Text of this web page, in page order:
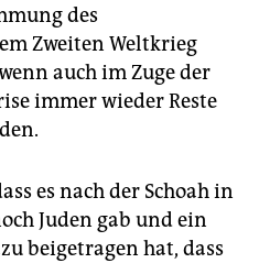
des
Zweiten Weltkrieg
auch im Zuge der
immer wieder Reste
es nach der Schoah in
Juden gab und ein
beigetragen hat, dass